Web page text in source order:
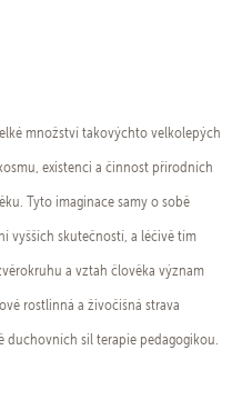
množství takovýchto velkolepých
existenci a činnost přírodních
Tyto imaginace samy o sobě
vyšších skutečností, a léčivě tím
a vztah člověka význam
rostlinná a živočišná strava
duchovních sil terapie pedagogikou.